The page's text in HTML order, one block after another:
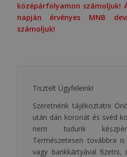
középárfolyamon számoljuk!
napján érvényes MNB
számoljuk!
Tisztelt Ügyfeleink!
Szeretnénk tájékoztatni
után dán koronát és svéd
nem tudunk
Természetesen továbbra
vagy bankkártyával fizetni,